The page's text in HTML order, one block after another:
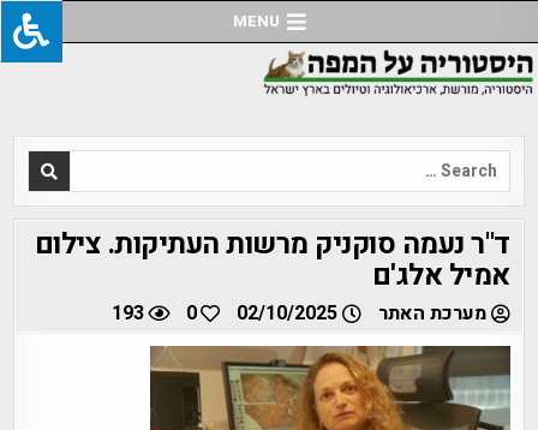
to
content
MENU
Search
for:
ד"ר נעמה סוקניק מרשות העתיקות. צילום
אמיל אלג'ם
מערכת האתר 02/10/2025
0
193